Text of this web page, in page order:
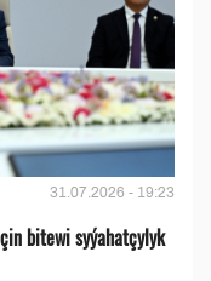
31.07.2026 - 19:23
bitewi syýahatçylyk